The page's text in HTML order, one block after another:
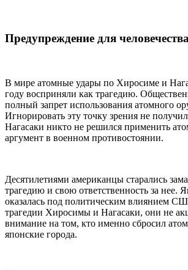
Предупреждение для
В мире атомные удары по Хиросиме и
году восприняли как трагедию.
полный запрет использования атомного
Игнорировать эту точку зрения не
Нагасаки никто не решился применить
аргумент в военном противостоянии.
Десятилетиями американцы старались
трагедию и свою ответственность за нее.
оказалась под политическим влиянием
трагедии Хиросимы и Нагасаки, они не
внимание на том, кто именно сбросил
японские города.